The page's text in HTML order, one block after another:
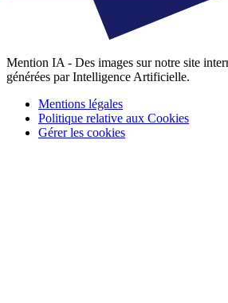
Mention IA - Des images sur notre site
générées par Intelligence Artificielle.
Mentions légales
Politique relative aux Cookies
Gérer les cookies